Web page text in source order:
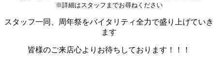
※詳細はスタッフまでお尋ねください
スタッフ一同、周年祭をバイタリティ全力で盛り上げていき
ます
皆様のご来店心よりお待ちしております！！！